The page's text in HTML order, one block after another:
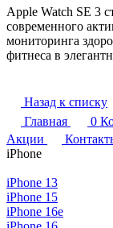
Apple Watch SE 3
современного
мониторинга
фитнеса в
Назад к списку
Главная
0
Акции
iPhone
iPhone 13
iPhone 15
iPhone 16e